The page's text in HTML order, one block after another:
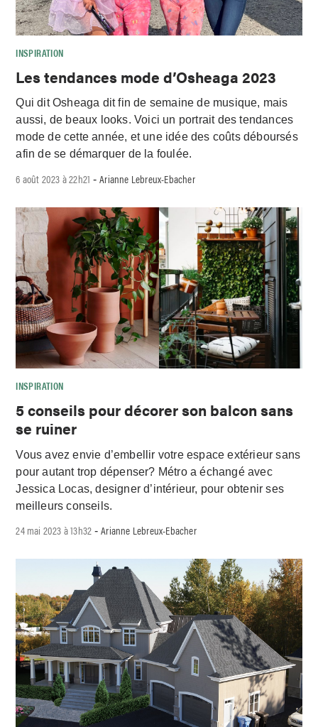
INSPIRATION
Les tendances mode d’Osheaga 2023
Qui dit Osheaga dit fin de semaine de musique, mais
aussi, de beaux looks. Voici un portrait des tendances
mode de cette année, et une idée des coûts déboursés
afin de se démarquer de la foulée.
6 août 2023 à 22h21 -Arianne Lebreux-Ebacher
INSPIRATION
5 conseils pour décorer son balcon sans
se ruiner
Vous avez envie d’embellir votre espace extérieur sans
pour autant trop dépenser? Métro a échangé avec
Jessica Locas, designer d’intérieur, pour obtenir ses
meilleurs conseils.
24 mai 2023 à 13h32 -Arianne Lebreux-Ebacher